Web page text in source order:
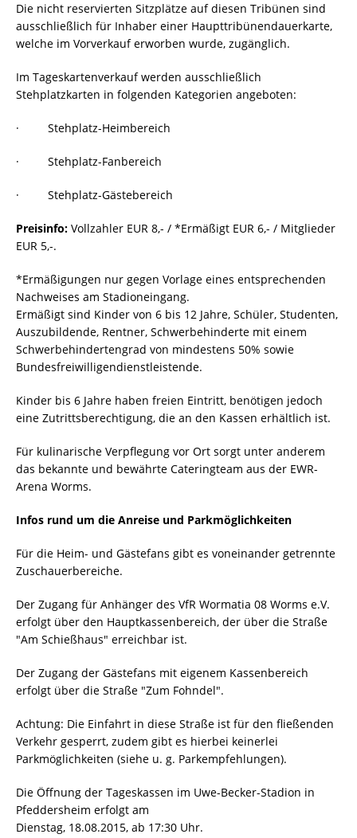
Die nicht reservierten Sitzplätze auf diesen Tribünen sind
ausschließlich für Inhaber einer Haupttribünendauerkarte,
welche im Vorverkauf erworben wurde, zugänglich.
Im Tageskartenverkauf werden ausschließlich
Stehplatzkarten in folgenden Kategorien angeboten:
· Stehplatz-Heimbereich
· Stehplatz-Fanbereich
· Stehplatz-Gästebereich
Preisinfo: Vollzahler EUR 8,- / *Ermäßigt EUR 6,- / Mitglieder
EUR 5,-.
*Ermäßigungen nur gegen Vorlage eines entsprechenden
Nachweises am Stadioneingang.
Ermäßigt sind Kinder von 6 bis 12 Jahre, Schüler, Studenten,
Auszubildende, Rentner, Schwerbehinderte mit einem
Schwerbehindertengrad von mindestens 50% sowie
Bundesfreiwilligendienstleistende.
Kinder bis 6 Jahre haben freien Eintritt, benötigen jedoch
eine Zutrittsberechtigung, die an den Kassen erhältlich ist.
Für kulinarische Verpflegung vor Ort sorgt unter anderem
das bekannte und bewährte Cateringteam aus der EWR-
Arena Worms.
Infos rund um die Anreise und Parkmöglichkeiten
Für die Heim- und Gästefans gibt es voneinander getrennte
Zuschauerbereiche.
Der Zugang für Anhänger des VfR Wormatia 08 Worms e.V.
erfolgt über den Hauptkassenbereich, der über die Straße
"Am Schießhaus" erreichbar ist.
Der Zugang der Gästefans mit eigenem Kassenbereich
erfolgt über die Straße "Zum Fohndel".
Achtung: Die Einfahrt in diese Straße ist für den fließenden
Verkehr gesperrt, zudem gibt es hierbei keinerlei
Parkmöglichkeiten (siehe u. g. Parkempfehlungen).
Die Öffnung der Tageskassen im Uwe-Becker-Stadion in
Pfeddersheim erfolgt am
Dienstag, 18.08.2015, ab 17:30 Uhr.